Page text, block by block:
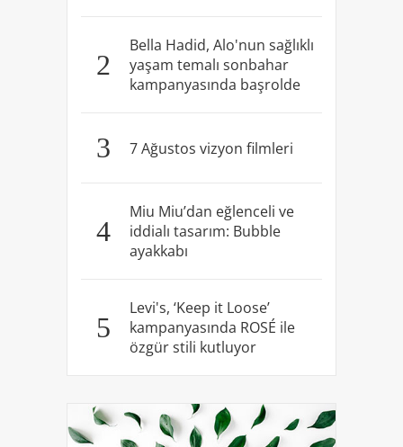
2
Bella Hadid, Alo'nun sağlıklı
yaşam temalı sonbahar
kampanyasında başrolde
3 7 Ağustos vizyon filmleri
4
Miu Miu’dan eğlenceli ve
iddialı tasarım: Bubble
ayakkabı
5
Levi's, ‘Keep it Loose’
kampanyasında ROSÉ ile
özgür stili kutluyor